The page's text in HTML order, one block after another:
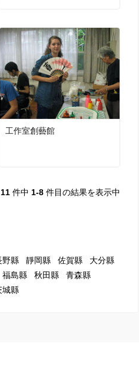
工作室創藝館
11 件中 1-8 件目の結果を表示中
野縣 靜岡縣 佐賀縣
大分縣
福島縣 秋田縣
青森縣
城縣